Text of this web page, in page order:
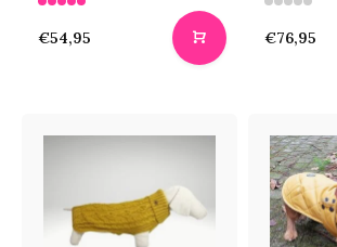
€54,95 €76,95